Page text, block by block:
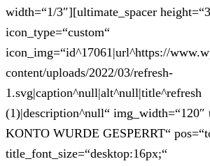
width=“1/3″][ultimate_spacer
icon_type=“custom“
icon_img=“id^17061|url^https://
content/uploads/2022/03/refresh-
1.svg|caption^null|alt^null|title^refresh
(1)|description^null“ img_width=“120″
KONTO WURDE GESPERRT“
title_font_size=“desktop:16px;“